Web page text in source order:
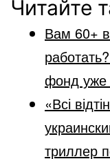
Читайте
Вам 60+
фонд уже
«Всі
триллер